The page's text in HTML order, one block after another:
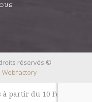
réservés ©
Webfactory
partir du 10 Février